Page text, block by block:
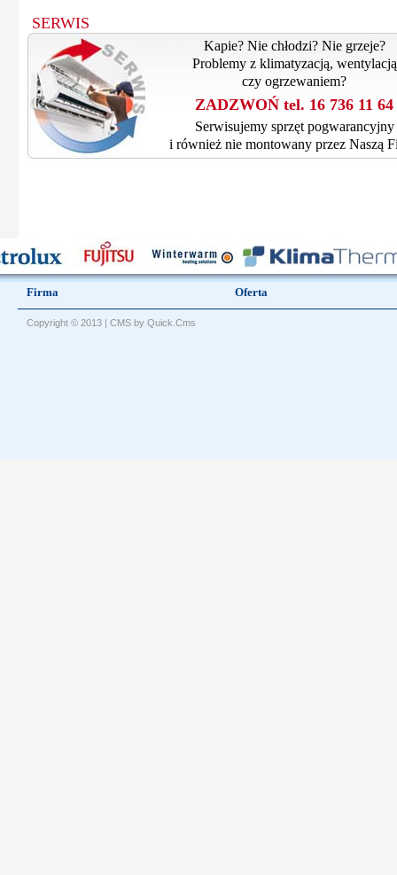
SERWIS
Kapie? Nie chłodzi? Nie grzeje?
Problemy z klimatyzacją, wentylacją
czy ogrzewaniem?
ZADZWOŃ tel. 16 736 11 64
Serwisujemy sprzęt pogwarancyjny
i również nie montowany przez Naszą
Firma Oferta
Copyright © 2013 | CMS by Quick.Cms